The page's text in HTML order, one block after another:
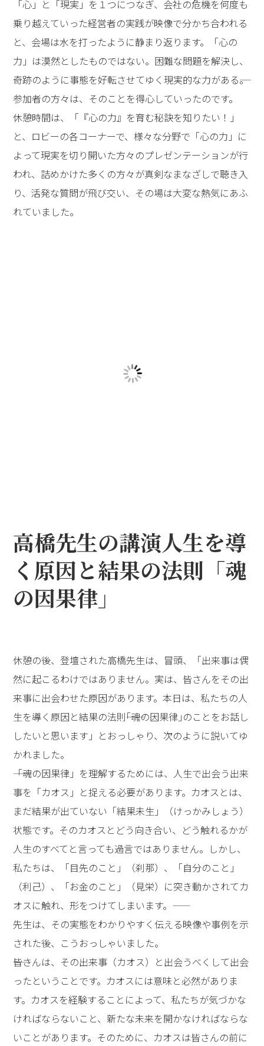
「心」と「現実」を１つにつなぎ、会社の危機を何度も
乗り越えていった経営者の実践が映像で分かち合われる
と、会場は水を打ったように静まり返ります。「心の
力」は漠然としたものではない。困難な問題を解決し、
奇跡のように事態を好転させてゆく現実的な力がある――。
参加者の方々は、そのことを得心していったのです。
休憩時間は、「『心の力』を育む秘訣を知りたい！」
と、ロビーの各コーナーで、様々な分野で「心の力」に
よって現実を切り開いた方々のプレゼンテーションが行
われ、詰めかけた多くの方々が真剣なまなざしで聴き入
り、活発な質問が飛び交い、その場は大変な熱気にあふ
れていました。